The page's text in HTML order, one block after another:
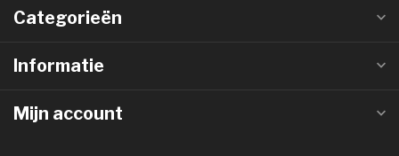
Categorieën
Informatie
Mijn account